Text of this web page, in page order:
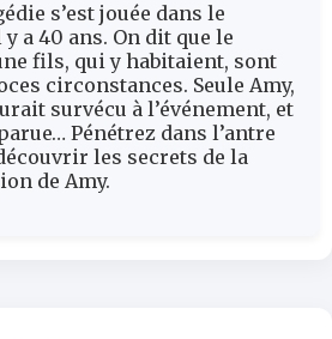
s’est jouée dans le
a 40 ans. On dit que le
fils, qui y habitaient, sont
circonstances. Seule Amy,
survécu à l’événement, et
Pénétrez dans l’antre
les secrets de la
de Amy.